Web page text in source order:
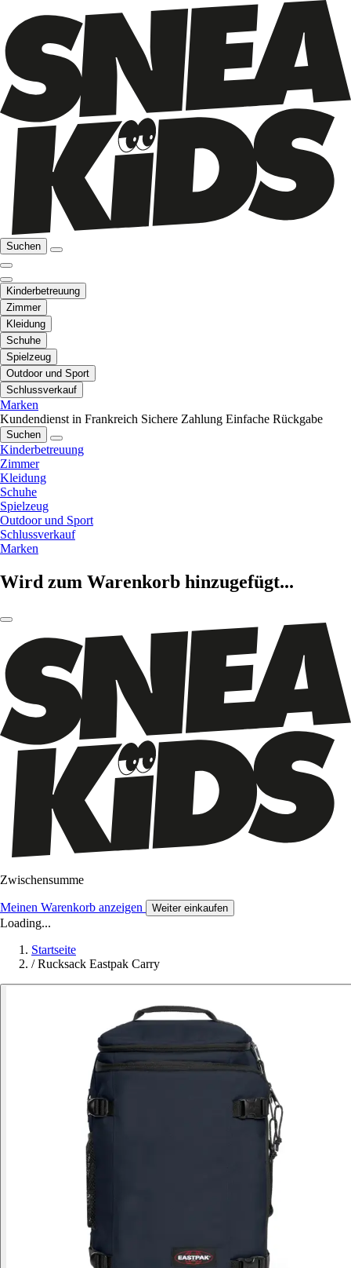
Suchen
Kinderbetreuung
Zimmer
Kleidung
Schuhe
Spielzeug
Outdoor und Sport
Schlussverkauf
Marken
Kundendienst in Frankreich Sichere Zahlung Einfache Rückgabe
Suchen
Kinderbetreuung
Zimmer
Kleidung
Schuhe
Spielzeug
Outdoor und Sport
Schlussverkauf
Marken
Wird zum Warenkorb hinzugefügt...
Zwischensumme
Meinen Warenkorb anzeigen Weiter einkaufen
Loading...
Startseite
/ Rucksack Eastpak Carry